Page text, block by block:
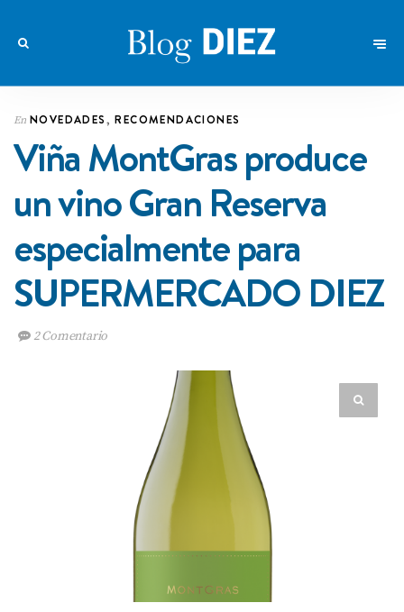
En NOVEDADES,RECOMENDACIONES
Viña MontGras produce
un vino Gran Reserva
especialmente para
SUPERMERCADO DIEZ
2 Comentario